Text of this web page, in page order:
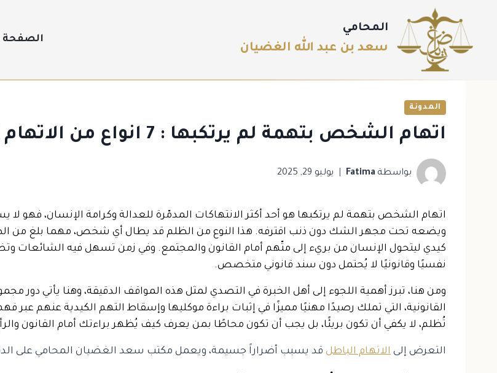
المحامي
سعد بن عبد الله الغضيان
الصفحة
المدونة
اتهام الشخص بتهمة لم يرتكبها : 7 انواع من الاتهام الباطل
بواسطة Fatima يوليو 29, 2025
اتهام الشخص بتهمة لم يرتكبها هو أحد أكثر الانتهاكات المدمّرة للعدالة وكرامة الإنسان،
ويضعه تحت مجهر الشك دون ذنب اقترفه. هذا النوع من الظلم قد يطال أي شخص، مهما بلغ من
كيدي ليتحول الإنسان من بريء إلى متّهم أمام القانون والمجتمع. وفي زمن تسهل فيه الشائعات
نفسيًا وقانونيًا لا يُحتمل دون سند قانوني متخصص.
ومن هنا، تبرز أهمية اللجوء إلى أهل الخبرة في التصدي لمثل هذه المواقف الدقيقة، وهنا يأتي
القانونية، التي تملك رصيدًا مهنيًا مميزًا في إثبات براءة موكليها وإسقاط التهم الكيدية عنهم عبر
تُظلم، لا يكفي أن تكون بريئًا، بل يجب أن تكون محاطًا بمن يعرف كيف يُظهر براءتك أمام القانون
التعرض إلى الاتهام الباطل قد يسبب أضراراً جسيمة، ويعمل مكتب سعد الغضيان المحامي على الدفاع